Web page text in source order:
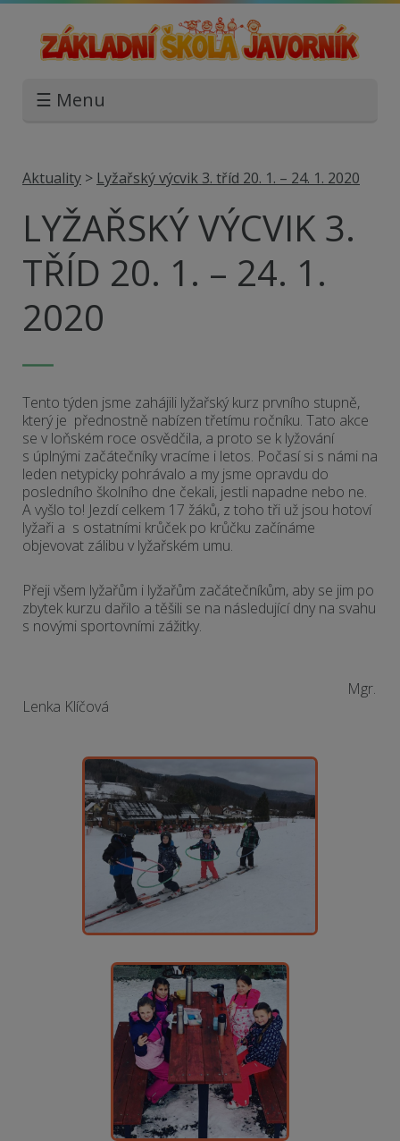
☰ Menu
Aktuality > Lyžařský výcvik 3. tříd 20. 1. – 24. 1. 2020
LYŽAŘSKÝ VÝCVIK 3.
TŘÍD 20. 1. – 24. 1.
2020
Tento týden jsme zahájili lyžařský kurz prvního stupně,
který je přednostně nabízen třetímu ročníku. Tato akce
se v loňském roce osvědčila, a proto se k lyžování
s úplnými začátečníky vracíme i letos. Počasí si s námi na
leden netypicky pohrávalo a my jsme opravdu do
posledního školního dne čekali, jestli napadne nebo ne.
A vyšlo to! Jezdí celkem 17 žáků, z toho tři už jsou hotoví
lyžaři a s ostatními krůček po krůčku začínáme
objevovat zálibu v lyžařském umu.
Přeji všem lyžařům i lyžařům začátečníkům, aby se jim po
zbytek kurzu dařilo a těšili se na následující dny na svahu
s novými sportovními zážitky.
Mgr.
Lenka Klíčová